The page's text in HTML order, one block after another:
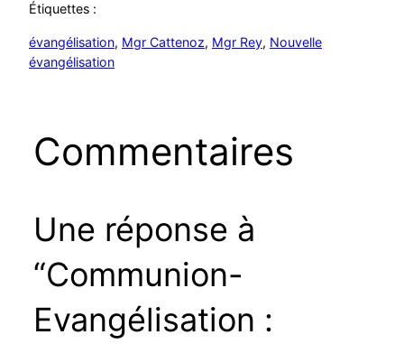
Étiquettes :
évangélisation, Mgr Cattenoz, Mgr Rey, Nouvelle
évangélisation
Commentaires
Une réponse à
“Communion-
Evangélisation :